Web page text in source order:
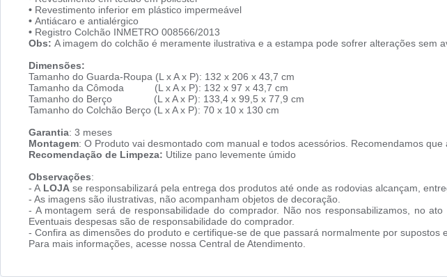
• Revestimento inferior em plástico impermeável
• Antiácaro e antialérgico
• Registro Colchão INMETRO 008566/2013
Obs: A imagem do colchão é meramente ilustrativa e a estampa pode sofrer alterações sem
Dimensões:
Tamanho do Guarda-Roupa (L x A x P): 132 x 206 x 43,7 cm
Tamanho da Cômoda (L x A x P): 132 x 97 x 43,7 cm
Tamanho do Berço (L x A x P): 133,4 x 99,5 x 77,9 cm
Tamanho do Colchão Berço (L x A x P): 70 x 10 x 130 cm
Garantia: 3 meses
Montagem: O Produto vai desmontado com manual e todos acessórios. Recomendamos
Recomendação de Limpeza: Utilize pano levemente úmido
Observações:
- A LOJA se responsabilizará pela entrega dos produtos até onde as rodovias alcançam,
- As imagens são ilustrativas, não acompanham objetos de decoração.
- A montagem será de responsabilidade do comprador. Não nos responsabilizamos, no
Eventuais despesas são de responsabilidade do comprador.
- Confira as dimensões do produto e certifique-se de que passará normalmente por supostos
Para mais informações, acesse nossa Central de Atendimento.